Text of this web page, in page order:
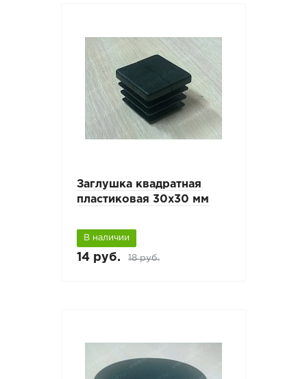
Заглушка квадратная
пластиковая 30х30 мм
В наличии
14 руб. 18 руб.